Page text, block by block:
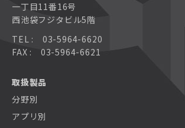
取扱製品
分野別
アプリ別
一丁目11番16号
西池袋フジタビル5階
TEL : 03-5964-6620
FAX : 03-5964-6621